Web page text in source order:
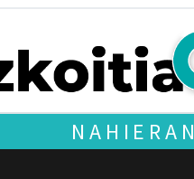
NAHIERAN